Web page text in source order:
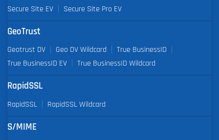
Secure Site EV
Secure Site Pro EV
GeoTrust
Geotrust DV Geo DV Wildcard
True BusinessID
True BusinessID EV
True BusinessID Wildcard
RapidSSL
RapidSSL RapidSSL Wildcard
S/MIME